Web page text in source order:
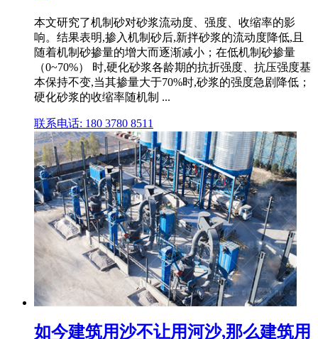
本文研究了机制砂对砂浆流动度、强度、收缩率的影
响。结果表明,掺入机制砂后,新拌砂浆的流动度降低,且
随着机制砂掺量的增大而逐渐减小；在低机制砂掺量
（0~70%） 时,硬化砂浆各龄期的抗折强度、抗压强度基
本保持不变,当其掺量大于70%时,砂浆的强度急剧降低；
硬化砂浆的收缩率随机制 ...
联系电话: 180 3780 8511
如今建筑用沙不让用河沙,那么建筑用